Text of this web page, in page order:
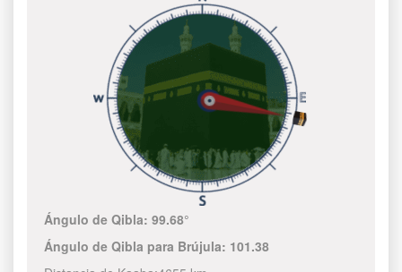
Ángulo de Qibla:99.68°
Ángulo de Qibla para Brújula: 101.38